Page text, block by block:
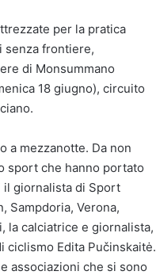
per la pratica
senza frontiere,
di Monsummano
18 giugno), circuito
a mezzanotte. Da non
sport che hanno portato
il giornalista di Sport
Sampdoria, Verona,
la calciatrice e giornalista,
ciclismo Edita Pučinskaitė.
associazioni che si sono